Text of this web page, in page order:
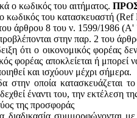
ο κωδικός του αιτήματος.
κωδικός του κατασκευαστή
άρθρου 8 του ν. 1599/1986 (Α'
στην παρ. 2 του
ότι ο οικονομικός φορέας
φορέας αποκλείεται ή
και ισχύουν μέχρι σήμερα.
στην οποία κατασκευάζεται
έναντι του, την
της προσφοράς